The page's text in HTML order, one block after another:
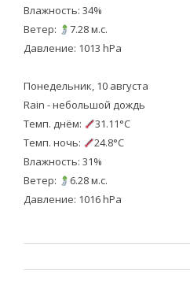
Влажность: 34%
Ветер:
7.28 м.с.
Давление: 1013 hPa
Понедельник, 10 августа
Rain - небольшой дождь
Темп. днём:
31.11°C
Темп. ночь:
24.8°C
Влажность: 31%
Ветер:
6.28 м.с.
Давление: 1016 hPa